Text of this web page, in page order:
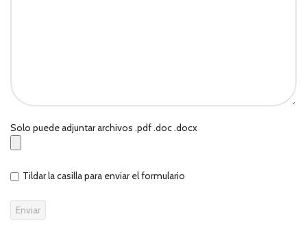
Solo puede adjuntar archivos .pdf .doc .docx
Tildar la casilla para enviar el formulario